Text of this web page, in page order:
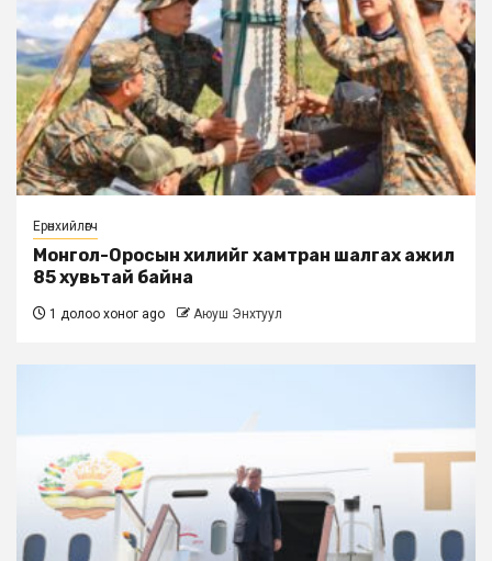
Ерөнхийлөгч
Монгол-Оросын хилийг хамтран шалгах ажил
85 хувьтай байна
1 долоо хоног ago Аюуш Энхтуул